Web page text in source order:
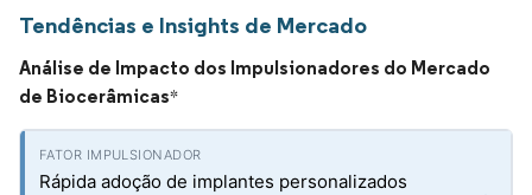
Tendências e Insights de Mercado
Análise de Impacto dos Impulsionadores do Mercado
de Biocerâmicas*
Rápida adoção de implantes personalizados